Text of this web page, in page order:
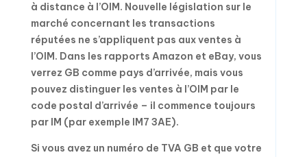
à distance à l’OIM. Nouvelle législation sur le
marché concernant les transactions
réputées ne s’appliquent pas aux ventes à
l’OIM. Dans les rapports Amazon et eBay, vous
verrez GB comme pays d’arrivée, mais vous
pouvez distinguer les ventes à l’OIM par le
code postal d’arrivée – il commence toujours
par IM (par exemple IM7 3AE).
Si vous avez un numéro de TVA GB et que votre